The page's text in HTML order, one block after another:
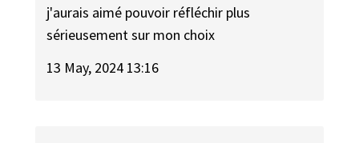
j'aurais aimé pouvoir réfléchir plus
sérieusement sur mon choix
13 May, 2024 13:16